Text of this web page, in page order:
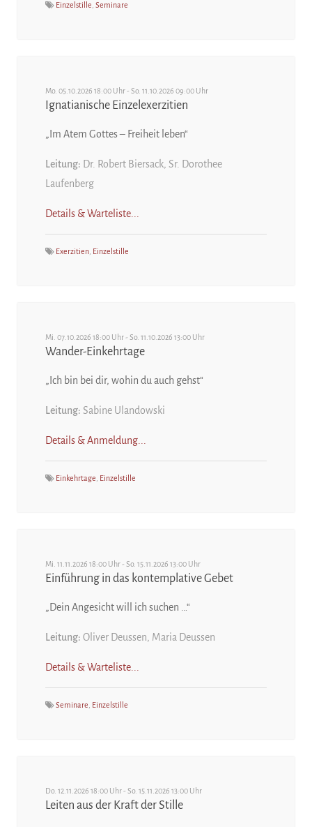
Einzelstille Seminare
Mo. 05.10.2026 18:00 Uhr - So. 11.10.2026 09:00 Uhr
Ignatianische Einzelexerzitien
„Im Atem Gottes – Freiheit leben“
Leitung: Dr. Robert Biersack, Sr. Dorothee
Laufenberg
Details & Warteliste...
Exerzitien Einzelstille
Mi. 07.10.2026 18:00 Uhr - So. 11.10.2026 13:00 Uhr
Wander-Einkehrtage
„Ich bin bei dir, wohin du auch gehst“
Leitung: Sabine Ulandowski
Details & Anmeldung...
Einkehrtage Einzelstille
Mi. 11.11.2026 18:00 Uhr - So. 15.11.2026 13:00 Uhr
Einführung in das kontemplative Gebet
„Dein Angesicht will ich suchen …“
Leitung: Oliver Deussen, Maria Deussen
Details & Warteliste...
Seminare Einzelstille
Do. 12.11.2026 18:00 Uhr - So. 15.11.2026 13:00 Uhr
Leiten aus der Kraft der Stille